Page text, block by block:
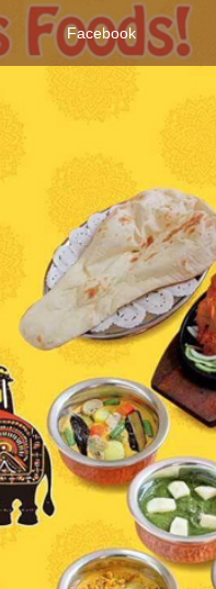
Facebook